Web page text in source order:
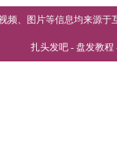
频、图片等信息均来源
扎头发吧 - 盘发教